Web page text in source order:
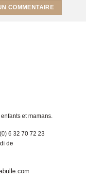
et mamans.
6 32 70 72 23
de